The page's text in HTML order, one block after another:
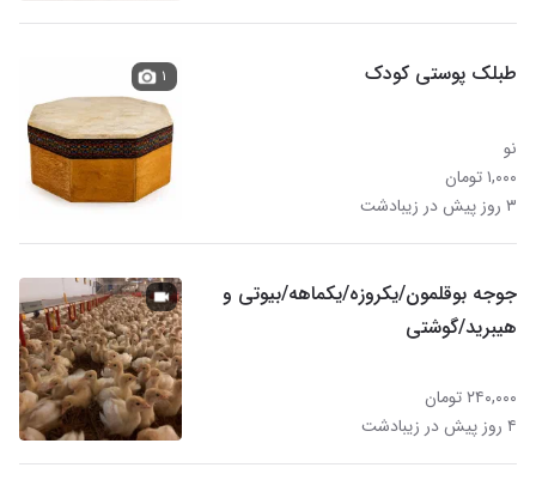
طبلک پوستی کودک
نو
۱,۰۰۰ تومان
۳ روز پیش در زیبادشت
۱
جوجه بوقلمون/یکروزه/یکماهه/بیوتی و
هیبرید/گوشتی
۲۴۰,۰۰۰ تومان
۴ روز پیش در زیبادشت